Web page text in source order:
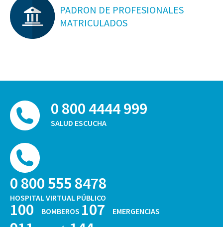
PADRON DE PROFESIONALES
MATRICULADOS
0 800 4444 999
SALUD ESCUCHA
0 800 555 8478
HOSPITAL VIRTUAL PÚBLICO
100 BOMBEROS 107 EMERGENCIAS